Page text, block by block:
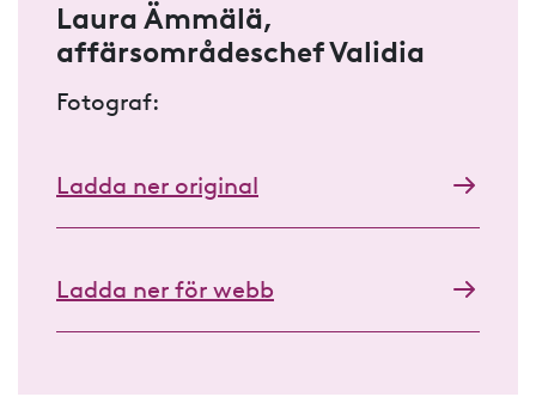
Laura Ämmälä,
affärsområdeschef Validia
Fotograf:
Ladda ner original
Ladda ner för webb